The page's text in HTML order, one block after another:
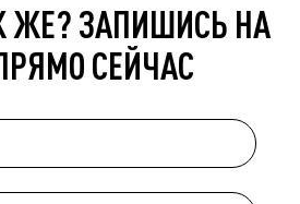
ЖЕ? ЗАПИШИСЬ НА
СЕЙЧАС